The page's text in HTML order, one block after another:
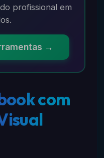
profissional em
→
com